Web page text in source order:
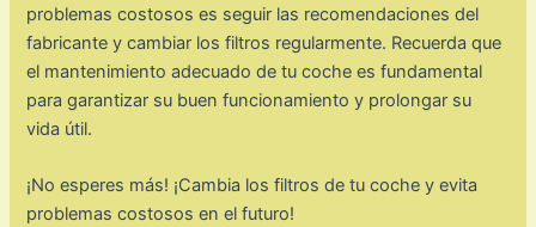
problemas costosos es seguir las recomendaciones del
fabricante y cambiar los filtros regularmente. Recuerda que
el mantenimiento adecuado de tu coche es fundamental
para garantizar su buen funcionamiento y prolongar su
vida útil.
¡No esperes más! ¡Cambia los filtros de tu coche y evita
problemas costosos en el futuro!